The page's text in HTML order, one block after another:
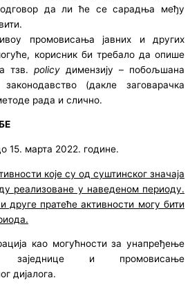
да ли ће се сарадња међу
промовисања јавних и других
корисник би требало да опише
тзв. policy димензију – побољшана
(дакле заговарачка
рада и слично.
15. марта 2022. године.
које су од суштинског значаја
реализоване у наведеном периоду.
друге пратеће активности могу бити
као могућности за унапређење
заједнице и промовисање
дијалога.